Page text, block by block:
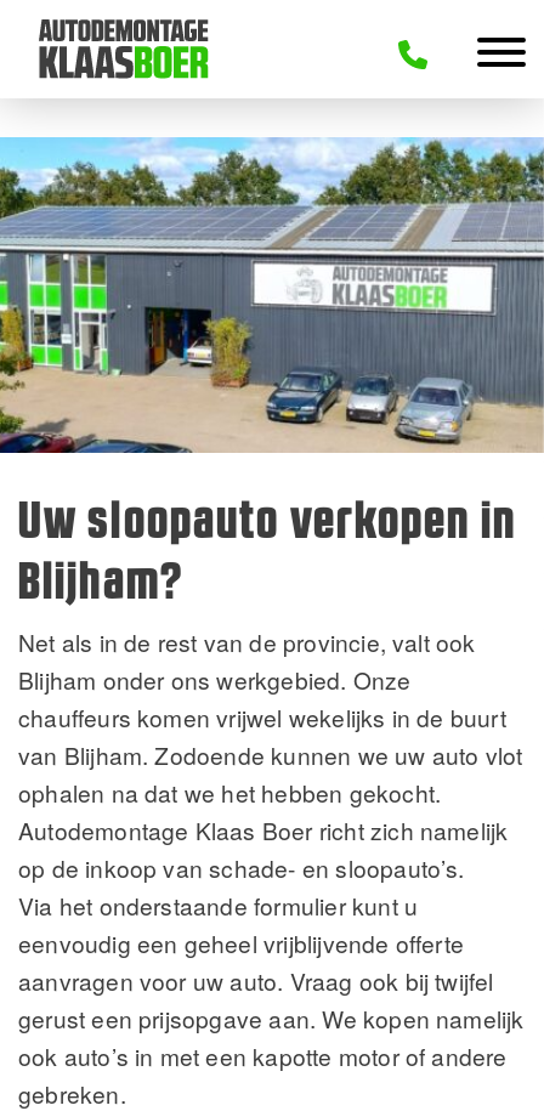
Uw sloopauto verkopen in
Blijham?
Net als in de rest van de provincie, valt ook
Blijham onder ons werkgebied. Onze
chauffeurs komen vrijwel wekelijks in de buurt
van Blijham. Zodoende kunnen we uw auto vlot
ophalen na dat we het hebben gekocht.
Autodemontage Klaas Boer richt zich namelijk
op de inkoop van schade- en sloopauto’s.
Via het onderstaande formulier kunt u
eenvoudig een geheel vrijblijvende offerte
aanvragen voor uw auto. Vraag ook bij twijfel
gerust een prijsopgave aan. We kopen namelijk
ook auto’s in met een kapotte motor of andere
gebreken.